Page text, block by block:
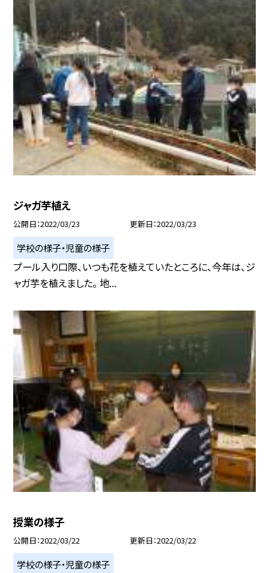
ジャガ芋植え
公開日 2022/03/23 更新日 2022/03/23
学校の様子・児童の様子
プール入り口際、いつも花を植えていたところに、今年は、ジ
ャガ芋を植えました。 地...
授業の様子
公開日 2022/03/22 更新日 2022/03/22
学校の様子・児童の様子